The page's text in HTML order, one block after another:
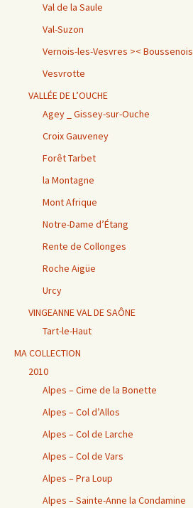
Val de la Saule
Val-Suzon
Vernois-les-Vesvres >< Boussenois
Vesvrotte
VALLÉE DE L’OUCHE
Agey _ Gissey-sur-Ouche
Croix Gauveney
Forêt Tarbet
la Montagne
Mont Afrique
Notre-Dame d’Étang
Rente de Collonges
Roche Aigüe
Urcy
VINGEANNE VAL DE SAÔNE
Tart-le-Haut
MA COLLECTION
2010
Alpes – Cime de la Bonette
Alpes – Col d’Allos
Alpes – Col de Larche
Alpes – Col de Vars
Alpes – Pra Loup
Alpes – Sainte-Anne la Condamine